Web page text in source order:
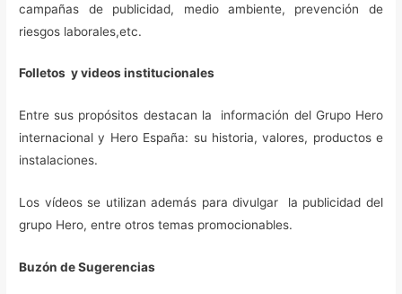
campañas de publicidad, medio ambiente, prevención de
riesgos laborales,etc.
Folletos y videos institucionales
Entre sus propósitos destacan la información del Grupo Hero
internacional y Hero España: su historia, valores, productos e
instalaciones.
Los vídeos se utilizan además para divulgar la publicidad del
grupo Hero, entre otros temas promocionables.
Buzón de Sugerencias